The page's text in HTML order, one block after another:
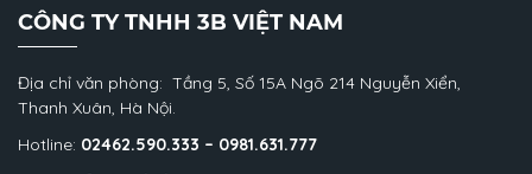
CÔNG TY TNHH 3B VIỆT NAM
Địa chỉ văn phòng: Tầng 5, Số 15A Ngõ 214 Nguyễn Xiển,
Thanh Xuân, Hà Nội.
Hotline: 02462.590.333 – 0981.631.777